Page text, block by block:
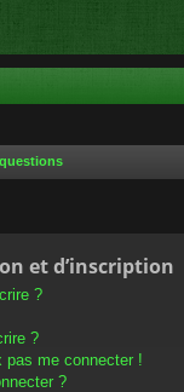
et d’inscription
?
?
me connecter !
?